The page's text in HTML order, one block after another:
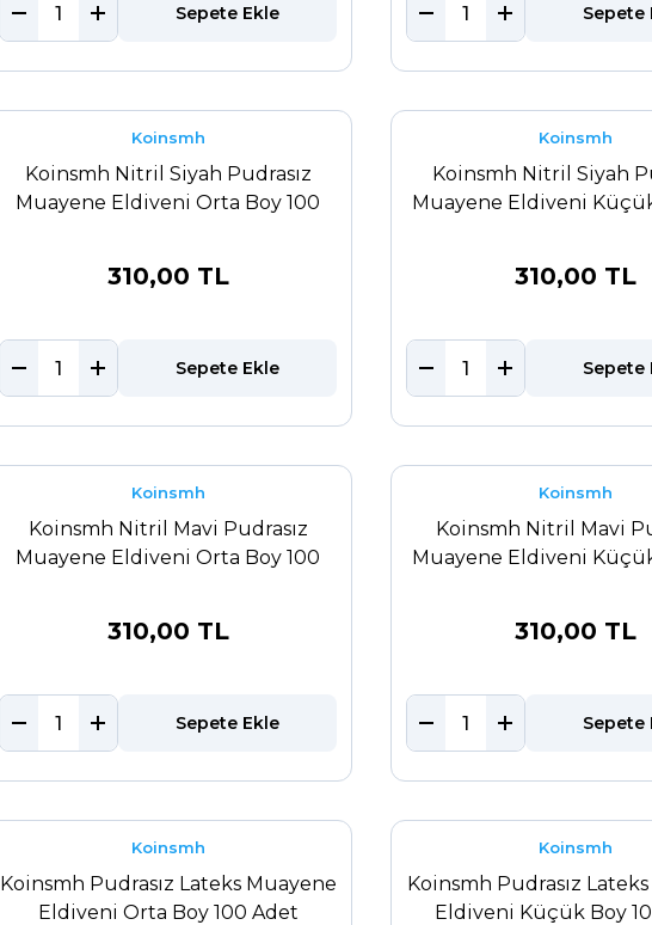
Sepete Ekle Sepete
Koinsmh
Koinsmh Nitril Siyah Pudrasız
Muayene Eldiveni Orta Boy 100
310,00 TL
Sepete Ekle
Koinsmh
Koinsmh Nitril Siyah
Muayene Eldiveni
310,00 TL
Sepete
Koinsmh
Koinsmh Nitril Mavi Pudrasız
Muayene Eldiveni Orta Boy 100
310,00 TL
Sepete Ekle
Koinsmh
Koinsmh Nitril Mavi
Muayene Eldiveni
310,00 TL
Sepete
Koinsmh
Koinsmh Pudrasız Lateks Muayene
Eldiveni Orta Boy 100 Adet
Koinsmh
Koinsmh Pudrasız
Eldiveni Küçük Boy